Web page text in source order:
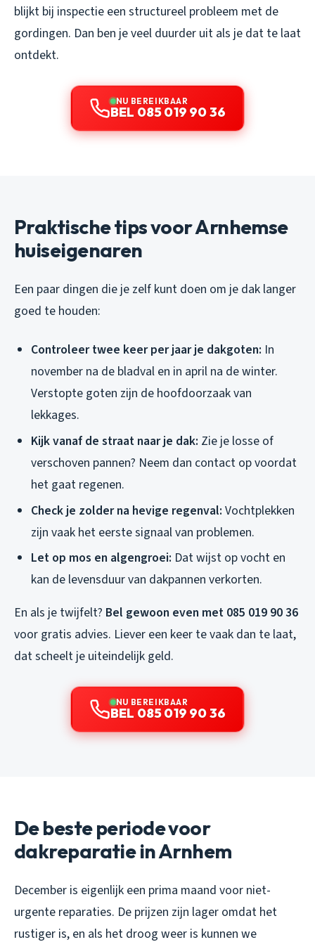
blijkt bij inspectie een structureel probleem met de
gordingen. Dan ben je veel duurder uit als je dat te laat
ontdekt.
NU BEREIKBAAR
BEL 085 019 90 36
Praktische tips voor Arnhemse
huiseigenaren
Een paar dingen die je zelf kunt doen om je dak langer
goed te houden:
Controleer twee keer per jaar je dakgoten: In
november na de bladval en in april na de winter.
Verstopte goten zijn de hoofdoorzaak van
lekkages.
Kijk vanaf de straat naar je dak: Zie je losse of
verschoven pannen? Neem dan contact op voordat
het gaat regenen.
Check je zolder na hevige regenval: Vochtplekken
zijn vaak het eerste signaal van problemen.
Let op mos en algengroei: Dat wijst op vocht en
kan de levensduur van dakpannen verkorten.
En als je twijfelt? Bel gewoon even met 085 019 90 36
voor gratis advies. Liever een keer te vaak dan te laat,
dat scheelt je uiteindelijk geld.
NU BEREIKBAAR
BEL 085 019 90 36
De beste periode voor
dakreparatie in Arnhem
December is eigenlijk een prima maand voor niet-
urgente reparaties. De prijzen zijn lager omdat het
rustiger is, en als het droog weer is kunnen we